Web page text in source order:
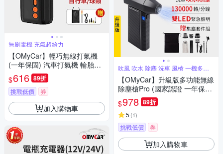
無刷電機 充氣超給力
【OMyCar】輕巧無線打氣機
(一年保固) 汽車打氣機 輪胎打
氣機 胎壓檢測 預設胎壓 自帶照
明
$616 89折
挑戰低價 券
加入購物車
吹風 吹水 除塵 洗車 風槍 一機多用
途
【OMyCar】升級版多功能無線
除塵槍Pro (國家認證 一年保固)
充氣洗車 暴力渦輪風扇 手持強
力風槍 暴力吹風
$978 89折
5 (1)
挑戰低價 券
加入購物車